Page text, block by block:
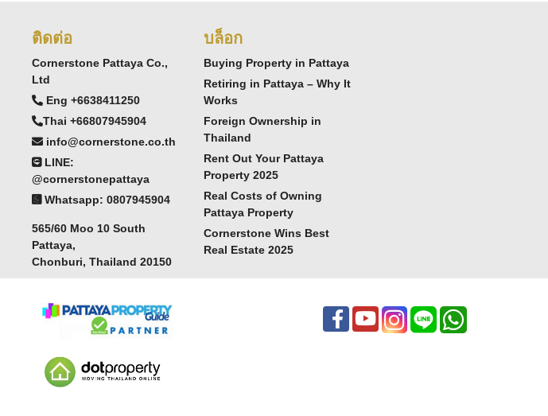
ติดต่อ
Cornerstone Pattaya Co.,
Ltd
Eng +6638411250
Thai +66807945904
info@cornerstone.co.th
LINE:
@cornerstonepattaya
Whatsapp: 0807945904
565/60 Moo 10 South
Pattaya,
Chonburi, Thailand 20150
บล็อก
Buying Property in Pattaya
Retiring in Pattaya – Why It
Works
Foreign Ownership in
Thailand
Rent Out Your Pattaya
Property 2025
Real Costs of Owning
Pattaya Property
Cornerstone Wins Best
Real Estate 2025